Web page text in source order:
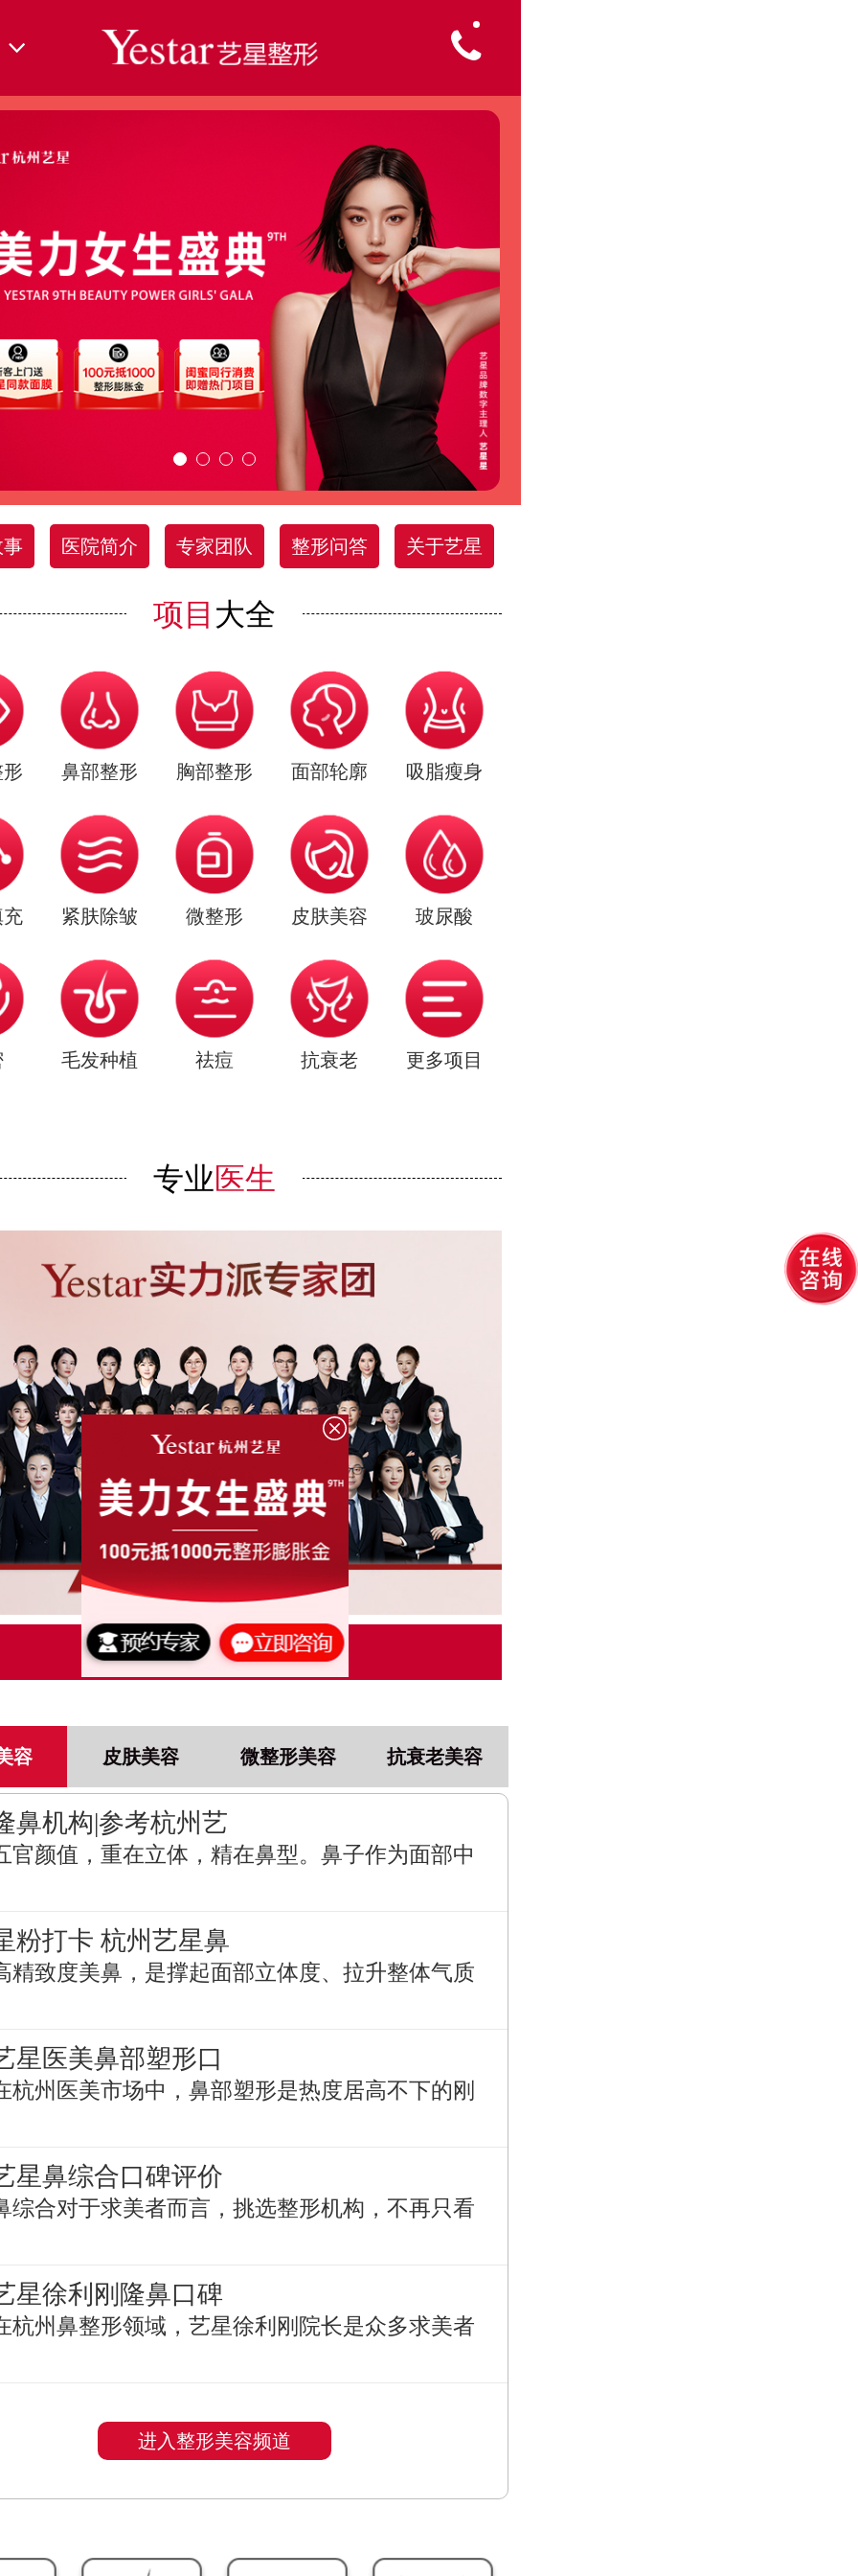
事 医院简介 专家团队 整形问答 关于艺星
项目 大全
鼻部整形 胸部整形 面部轮廓 吸脂瘦身
充 紧肤除皱 微整形 皮肤美容 玻尿酸
毛发种植 祛痘 抗衰老 更多项目
专业医生
点击了解更多
容 皮肤美容 微整形美容 抗衰老美容
鼻机构|参考杭州艺
官颜值，重在立体，精在鼻型。鼻子作为面部中
粉打卡 杭州艺星鼻
精致度美鼻，是撑起面部立体度、拉升整体气质
星医美鼻部塑形口
杭州医美市场中，鼻部塑形是热度居高不下的刚
星鼻综合口碑评价
综合对于求美者而言，挑选整形机构，不再只看
星徐利刚隆鼻口碑
杭州鼻整形领域，艺星徐利刚院长是众多求美者
进入整形美容频道